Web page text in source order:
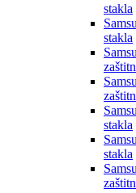
stakla
stakla
stakla
stakla